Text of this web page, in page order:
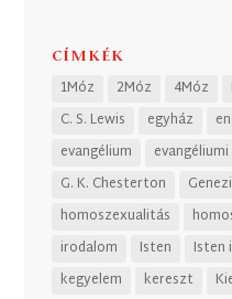
CÍMKÉK
1Móz 2Móz 4Móz
C. S. Lewis
egyház
evangélium
evangéliumi
G. K. Chesterton
homoszexualitás
irodalom
Isten Isten
kegyelem
kereszt